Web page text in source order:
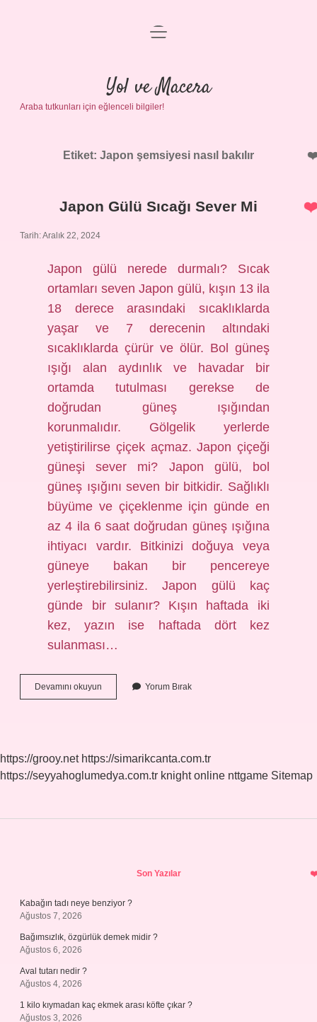
Anasayfa
Gizlilik Politikası
Yasal Uyarı
menüyü
Yol ve Macera
Araba tutkunları için eğlenceli bilgiler!
Etiket: Japon şemsiyesi nasıl bakılır
Japon Gülü Sıcağı Sever Mi
Tarih: Aralık 22, 2024
Japon gülü nerede durmalı? Sıcak
ortamları seven Japon gülü, kışın 13 ila
18 derece arasındaki sıcaklıklarda
yaşar ve 7 derecenin altındaki
sıcaklıklarda çürür ve ölür. Bol güneş
ışığı alan aydınlık ve havadar bir
ortamda tutulması gerekse de
doğrudan güneş ışığından
korunmalıdır. Gölgelik yerlerde
yetiştirilirse çiçek açmaz. Japon çiçeği
güneşi sever mi? Japon gülü, bol
güneş ışığını seven bir bitkidir. Sağlıklı
büyüme ve çiçeklenme için günde en
az 4 ila 6 saat doğrudan güneş ışığına
ihtiyacı vardır. Bitkinizi doğuya veya
güneye bakan bir pencereye
yerleştirebilirsiniz. Japon gülü kaç
günde bir sulanır? Kışın haftada iki
kez, yazın ise haftada dört kez
sulanması…
Devamını okuyun
Gülü
Yorum Bırak
https://grooy.net https://simarikcanta.com.tr
https://seyyahoglumedya.com.tr knight online nttgame Sitemap
Son Yazılar
Kabağın tadı neye benziyor ?
Ağustos 7, 2026
Bağımsızlık, özgürlük demek midir ?
Ağustos 6, 2026
Aval tutarı nedir ?
Ağustos 4, 2026
1 kilo kıymadan kaç ekmek arası köfte çıkar ?
Ağustos 3, 2026